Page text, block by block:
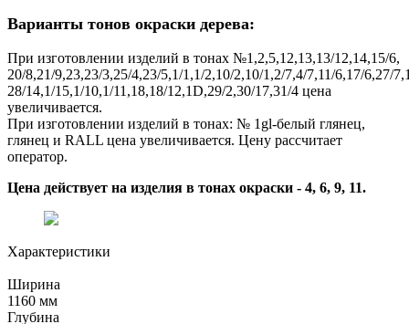
Варианты тонов окраски дерева:
При изготовлении изделий в тонах №1,2,5,12,13,13/12,14,15/6,
20/8,21/9,23,23/3,25/4,23/5,1/1,1/2,10/2,10/1,2/7,4/7,11/6,17/6,27/
28/14,1/15,1/10,1/11,18,18/12,1D,29/2,30/17,31/4 цена
увеличивается.
При изготовлении изделий в тонах: № 1gl-белый глянец,
глянец и RALL цена увеличивается. Цену рассчитает
оператор.
Цена действует на изделия в тонах окраски - 4, 6, 9, 11.
Характеристики
Ширина
1160 мм
Глубина